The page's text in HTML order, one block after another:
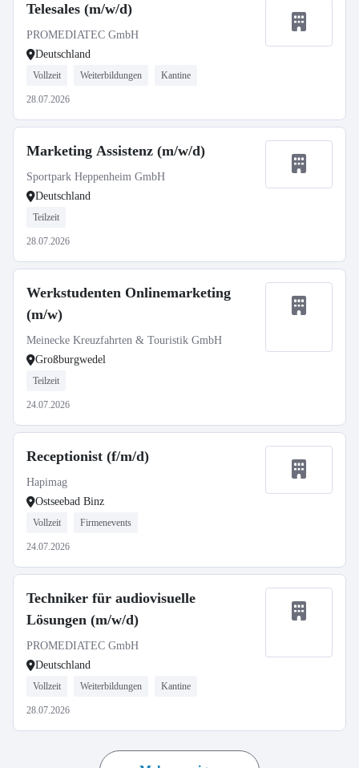
Telesales (m/w/d)
PROMEDIATEC GmbH
Deutschland
Vollzeit Weiterbildungen Kantine
28.07.2026
Marketing Assistenz (m/w/d)
Sportpark Heppenheim GmbH
Deutschland
Teilzeit
28.07.2026
Werkstudenten Onlinemarketing
(m/w)
Meinecke Kreuzfahrten & Touristik GmbH
Großburgwedel
Teilzeit
24.07.2026
Receptionist (f/m/d)
Hapimag
Ostseebad Binz
Vollzeit Firmenevents
24.07.2026
Techniker für audiovisuelle
Lösungen (m/w/d)
PROMEDIATEC GmbH
Deutschland
Vollzeit Weiterbildungen Kantine
28.07.2026